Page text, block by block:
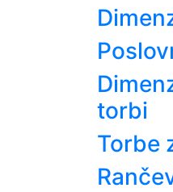
torbi
Torbe